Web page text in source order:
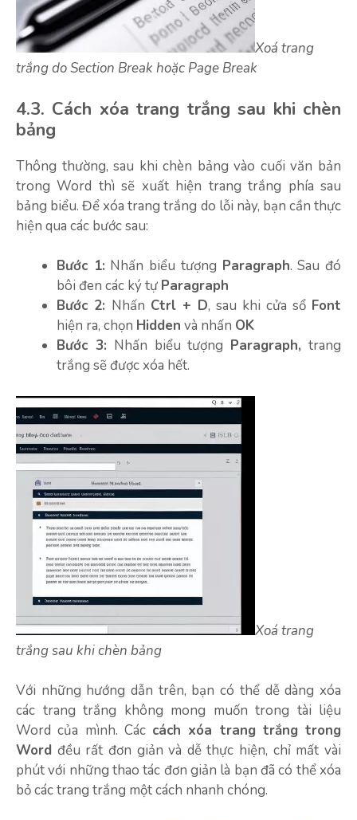
Xoá trang
trắng do Section Break hoặc Page Break
4.3. Cách xóa trang trắng sau khi chèn
bảng
Thông thường, sau khi chèn bảng vào cuối văn bản
trong Word thì sẽ xuất hiện trang trắng phía sau
bảng biểu. Để xóa trang trắng do lỗi này, bạn cần thực
hiện qua các bước sau:
Bước 1: Nhấn biểu tượng Paragraph. Sau đó
bôi đen các ký tựParagraph
Bước 2: Nhấn Ctrl + D, sau khi cửa sổ Font
hiện ra, chọn Hidden và nhấn OK
Bước 3: Nhấn biểu tượng Paragraph, trang
trắng sẽ được xóa hết.
Xoá trang
trắng sau khi chèn bảng
Với những hướng dẫn trên, bạn có thể dễ dàng xóa
các trang trắng không mong muốn trong tài liệu
Word của mình. Các cách xóa trang trắng trong
Word đều rất đơn giản và dễ thực hiện, chỉ mất vài
phút với những thao tác đơn giản là bạn đã có thể xóa
bỏ các trang trắng một cách nhanh chóng.